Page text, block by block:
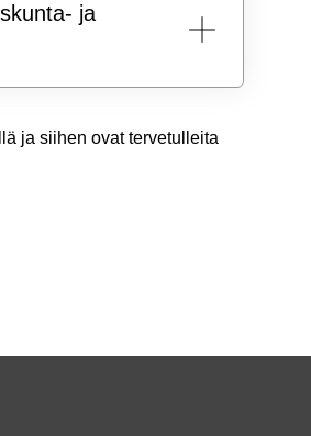
ja
ja siihen ovat tervetulleita